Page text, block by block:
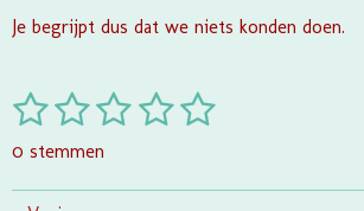
Je begrijpt dus dat we niets konden doen.
R
t
i
1
s
t
2
s
t
3
s
t
4
t
5
t
S
m
0 stemmen